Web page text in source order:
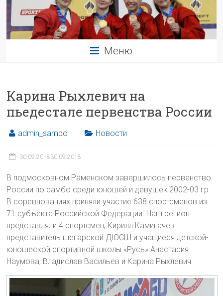
Меню
Карина Рыхлевич на
пьедестале первенства России
admin_sambo Новости
30.09.201830.09.2018
В подмосковном Раменском завершилось первенство
России по самбо среди юношей и девушек 2002-03 гр.
В соревнованиях приняли участие 638 спортсменов из
71 субъекта Российской Федерации. Наш регион
представляли 4 спортсмен, Кирилл Камигачев
представитель шегарской ДЮСШ и учащиеся детской-
юношеской спортивной школы «Русь» Анастасия
Наумова, Владислав Васильев и Карина Рыхлевич.